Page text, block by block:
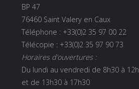
BP 47
76460 Saint Valery en Caux
Téléphone : +33(0)2 35 97 00 22
Télécopie : +33(0)2 35 97 90 73
Horaires d’ouvertures :
Du lundi au vendredi de 8h30 à 12h
et de 13h30 à 17h30